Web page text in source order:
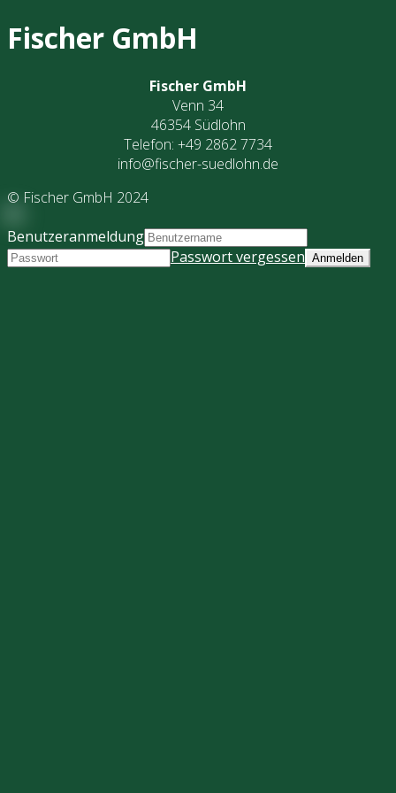
Fischer GmbH
Fischer GmbH
Venn 34
46354 Südlohn
Telefon: +49 2862 7734
info@fischer-suedlohn.de
© Fischer GmbH 2024
Benutzeranmeldung
Passwort vergessen